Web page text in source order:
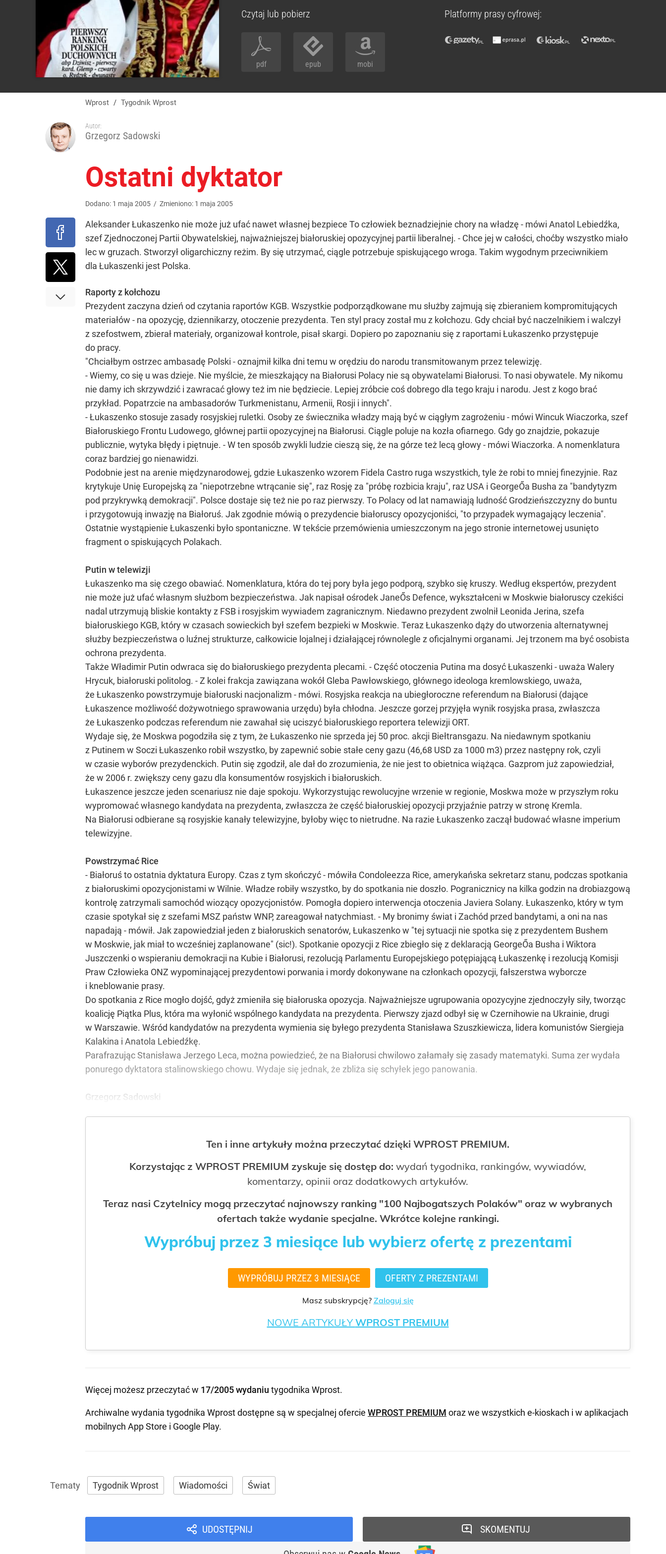
Czytaj lub pobierz
pdf epub mobi
Platformy prasy cyfrowej:
Wprost / Tygodnik Wprost
Autor:
Grzegorz Sadowski
Ostatni dyktator
Dodano: 1 maja 2005 / Zmieniono: 1 maja 2005
Aleksander Łukaszenko nie może już ufać nawet własnej bezpiece To człowiek beznadziejnie chory na władzę - mówi Anatol Lebiedźka,
szef Zjednoczonej Partii Obywatelskiej, najważniejszej białoruskiej opozycyjnej partii liberalnej. - Chce jej w całości, choćby wszystko miało
lec w gruzach. Stworzył oligarchiczny reżim. By się utrzymać, ciągle potrzebuje spiskującego wroga. Takim wygodnym przeciwnikiem
dla Łukaszenki jest Polska.
Raporty z kołchozu
Prezydent zaczyna dzień od czytania raportów KGB. Wszystkie podporządkowane mu służby zajmują się zbieraniem kompromitujących
materiałów - na opozycję, dziennikarzy, otoczenie prezydenta. Ten styl pracy został mu z kołchozu. Gdy chciał być naczelnikiem i walczył
z szefostwem, zbierał materiały, organizował kontrole, pisał skargi. Dopiero po zapoznaniu się z raportami Łukaszenko przystępuje
do pracy.
"Chciałbym ostrzec ambasadę Polski - oznajmił kilka dni temu w orędziu do narodu transmitowanym przez telewizję.
- Wiemy, co się u was dzieje. Nie myślcie, że mieszkający na Białorusi Polacy nie są obywatelami Białorusi. To nasi obywatele. My nikomu
nie damy ich skrzywdzić i zawracać głowy też im nie będziecie. Lepiej zróbcie coś dobrego dla tego kraju i narodu. Jest z kogo brać
przykład. Popatrzcie na ambasadorów Turkmenistanu, Armenii, Rosji i innych".
- Łukaszenko stosuje zasady rosyjskiej ruletki. Osoby ze świecznika władzy mają być w ciągłym zagrożeniu - mówi Wincuk Wiaczorka, szef
Białoruskiego Frontu Ludowego, głównej partii opozycyjnej na Białorusi. Ciągle poluje na kozła ofiarnego. Gdy go znajdzie, pokazuje
publicznie, wytyka błędy i piętnuje. - W ten sposób zwykli ludzie cieszą się, że na górze też lecą głowy - mówi Wiaczorka. A nomenklatura
coraz bardziej go nienawidzi.
Podobnie jest na arenie międzynarodowej, gdzie Łukaszenko wzorem Fidela Castro ruga wszystkich, tyle że robi to mniej finezyjnie. Raz
krytykuje Unię Europejską za "niepotrzebne wtrącanie się", raz Rosję za "próbę rozbicia kraju", raz USA i GeorgeŐa Busha za "bandytyzm
pod przykrywką demokracji". Polsce dostaje się też nie po raz pierwszy. To Polacy od lat namawiają ludność Grodzieńszczyzny do buntu
i przygotowują inwazję na Białoruś. Jak zgodnie mówią o prezydencie białoruscy opozycjoniści, "to przypadek wymagający leczenia".
Ostatnie wystąpienie Łukaszenki było spontaniczne. W tekście przemówienia umieszczonym na jego stronie internetowej usunięto
fragment o spiskujących Polakach.
Putin w telewizji
Łukaszenko ma się czego obawiać. Nomenklatura, która do tej pory była jego podporą, szybko się kruszy. Według ekspertów, prezydent
nie może już ufać własnym służbom bezpieczeństwa. Jak napisał ośrodek JaneŐs Defence, wykształceni w Moskwie białoruscy czekiści
nadal utrzymują bliskie kontakty z FSB i rosyjskim wywiadem zagranicznym. Niedawno prezydent zwolnił Leonida Jerina, szefa
białoruskiego KGB, który w czasach sowieckich był szefem bezpieki w Moskwie. Teraz Łukaszenko dąży do utworzenia alternatywnej
służby bezpieczeństwa o luźnej strukturze, całkowicie lojalnej i działającej równolegle z oficjalnymi organami. Jej trzonem ma być osobista
ochrona prezydenta.
Także Władimir Putin odwraca się do białoruskiego prezydenta plecami. - Część otoczenia Putina ma dosyć Łukaszenki - uważa Walery
Hrycuk, białoruski politolog. - Z kolei frakcja zawiązana wokół Gleba Pawłowskiego, głównego ideologa kremlowskiego, uważa,
że Łukaszenko powstrzymuje białoruski nacjonalizm - mówi. Rosyjska reakcja na ubiegłoroczne referendum na Białorusi (dające
Łukaszence możliwość dożywotniego sprawowania urzędu) była chłodna. Jeszcze gorzej przyjęła wynik rosyjska prasa, zwłaszcza
że Łukaszenko podczas referendum nie zawahał się uciszyć białoruskiego reportera telewizji ORT.
Wydaje się, że Moskwa pogodziła się z tym, że Łukaszenko nie sprzeda jej 50 proc. akcji Biełtransgazu. Na niedawnym spotkaniu
z Putinem w Soczi Łukaszenko robił wszystko, by zapewnić sobie stałe ceny gazu (46,68 USD za 1000 m3) przez następny rok, czyli
w czasie wyborów prezydenckich. Putin się zgodził, ale dał do zrozumienia, że nie jest to obietnica wiążąca. Gazprom już zapowiedział,
że w 2006 r. zwiększy ceny gazu dla konsumentów rosyjskich i białoruskich.
Łukaszence jeszcze jeden scenariusz nie daje spokoju. Wykorzystując rewolucyjne wrzenie w regionie, Moskwa może w przyszłym roku
wypromować własnego kandydata na prezydenta, zwłaszcza że część białoruskiej opozycji przyjaźnie patrzy w stronę Kremla.
Na Białorusi odbierane są rosyjskie kanały telewizyjne, byłoby więc to nietrudne. Na razie Łukaszenko zaczął budować własne imperium
telewizyjne.
Powstrzymać Rice
- Białoruś to ostatnia dyktatura Europy. Czas z tym skończyć - mówiła Condoleezza Rice, amerykańska sekretarz stanu, podczas spotkania
z białoruskimi opozycjonistami w Wilnie. Władze robiły wszystko, by do spotkania nie doszło. Pogranicznicy na kilka godzin na drobiazgową
kontrolę zatrzymali samochód wiozący opozycjonistów. Pomogła dopiero interwencja otoczenia Javiera Solany. Łukaszenko, który w tym
czasie spotykał się z szefami MSZ państw WNP, zareagował natychmiast. - My bronimy świat i Zachód przed bandytami, a oni na nas
napadają - mówił. Jak zapowiedział jeden z białoruskich senatorów, Łukaszenko w "tej sytuacji nie spotka się z prezydentem Bushem
w Moskwie, jak miał to wcześniej zaplanowane" (sic!). Spotkanie opozycji z Rice zbiegło się z deklaracją GeorgeŐa Busha i Wiktora
Juszczenki o wspieraniu demokracji na Kubie i Białorusi, rezolucją Parlamentu Europejskiego potępiającą Łukaszenkę i rezolucją Komisji
Praw Człowieka ONZ wypominającej prezydentowi porwania i mordy dokonywane na członkach opozycji, fałszerstwa wyborcze
i kneblowanie prasy.
Do spotkania z Rice mogło dojść, gdyż zmieniła się białoruska opozycja. Najważniejsze ugrupowania opozycyjne zjednoczyły siły, tworząc
koalicję Piątka Plus, która ma wyłonić wspólnego kandydata na prezydenta. Pierwszy zjazd odbył się w Czernihowie na Ukrainie, drugi
w Warszawie. Wśród kandydatów na prezydenta wymienia się byłego prezydenta Stanisława Szuszkiewicza, lidera komunistów Siergieja
Kalakina i Anatola Lebiedźkę.
Parafrazując Stanisława Jerzego Leca, można powiedzieć, że na Białorusi chwilowo załamały się zasady matematyki. Suma zer wydała
ponurego dyktatora stalinowskiego chowu. Wydaje się jednak, że zbliża się schyłek jego panowania.
Grzegorz Sadowski
Ten i inne artykuły można przeczytać dzięki WPROST PREMIUM.
Korzystając z WPROST PREMIUM zyskuje się dostęp do: wydań tygodnika, rankingów, wywiadów,
komentarzy, opinii oraz dodatkowych artykułów.
Teraz nasi Czytelnicy mogą przeczytać najnowszy ranking "100 Najbogatszych Polaków" oraz w wybranych
ofertach także wydanie specjalne. Wkrótce kolejne rankingi.
Wypróbuj przez 3 miesiące lub wybierz ofertę z prezentami
WYPRÓBUJ PRZEZ 3 MIESIĄCE OFERTY Z PREZENTAMI
Masz subskrypcję? Zaloguj się
NOWE ARTYKUŁYWPROST PREMIUM
Więcej możesz przeczytać w 17/2005 wydaniu tygodnika Wprost.
Archiwalne wydania tygodnika Wprost dostępne są w specjalnej ofercie WPROST PREMIUM oraz we wszystkich e-kioskach i w aplikacjach
mobilnych App Store i Google Play.
Tygodnik Wprost Wiadomości Świat
UDOSTĘPNIJ SKOMENTUJ